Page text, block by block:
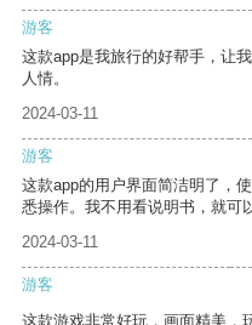
游客
这款app是我旅行的好帮手，让
人情。
2024-03-11
游客
这款app的用户界面简洁明了，
悉操作。我不用看说明书，就可
2024-03-11
游客
这款游戏非常好玩，画面精美，